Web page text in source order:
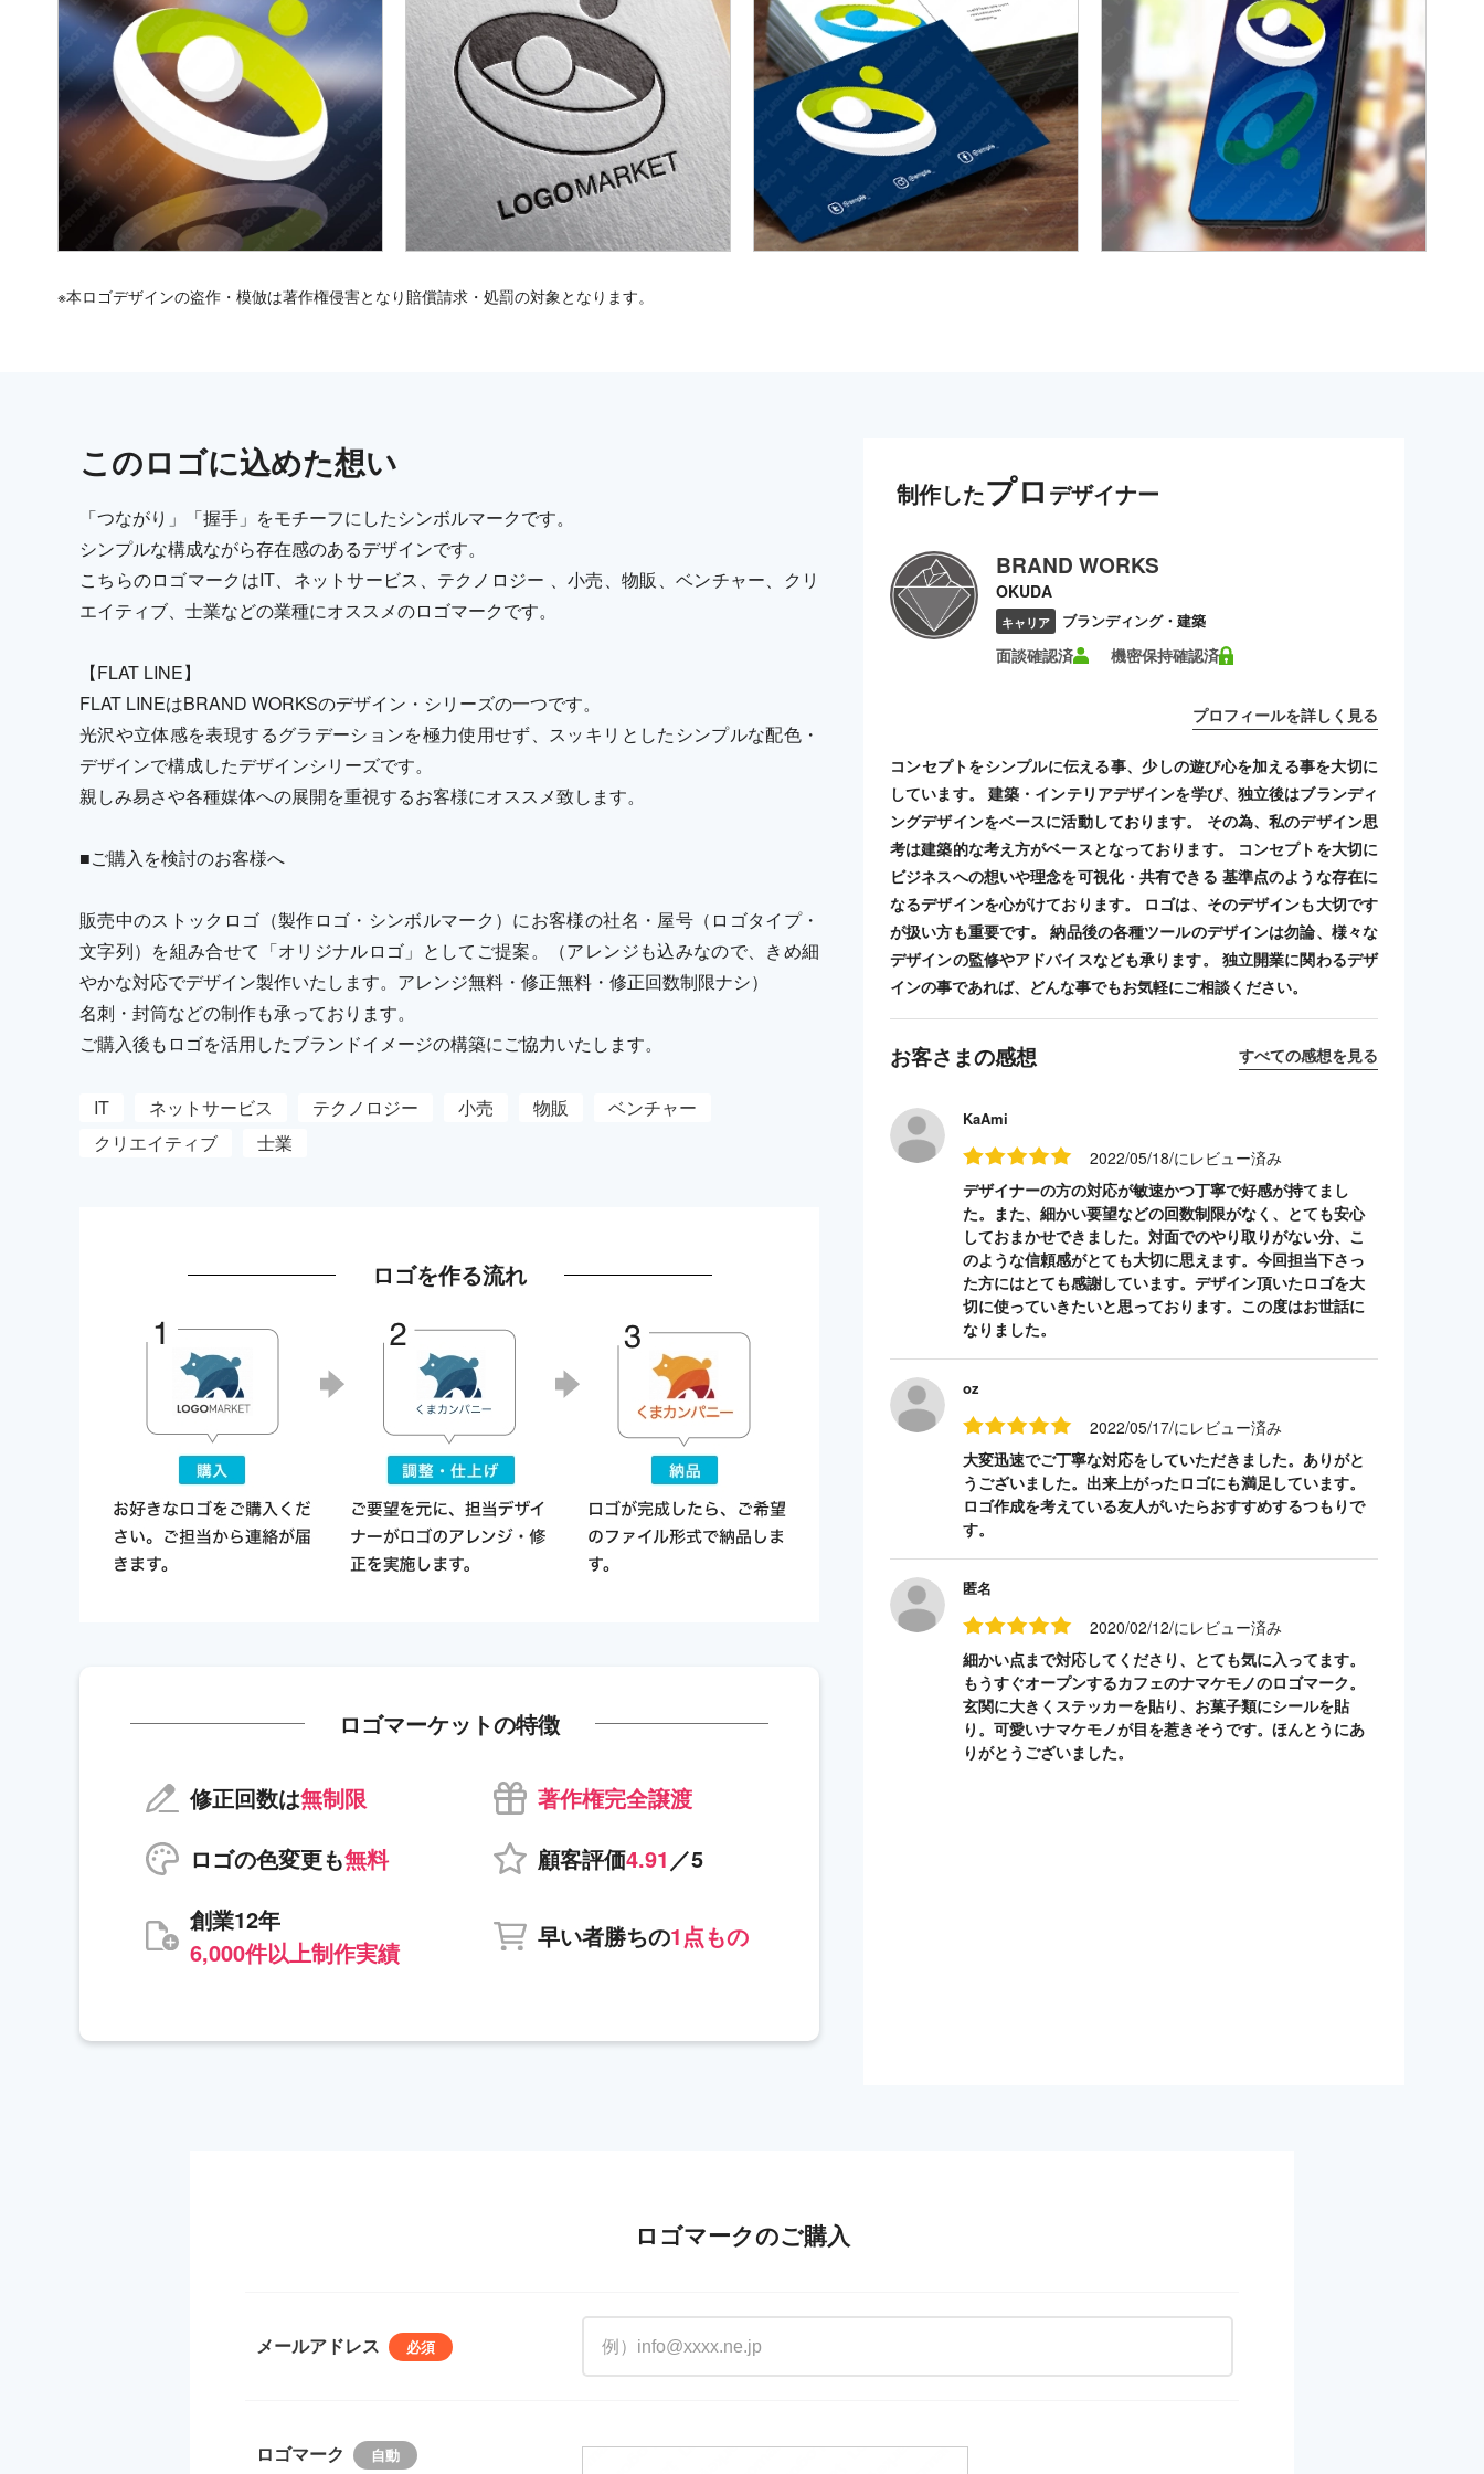
※本ロゴデザインの盗作・模倣は著作権侵害となり賠償請求・処罰の対象となります。
このロゴに込めた想い
「つながり」「握手」をモチーフにしたシンボルマークです。
シンプルな構成ながら存在感のあるデザインです。
こちらのロゴマークはIT、ネットサービス、テクノロジー 、小売、物販、ベンチャー、クリ
エイティブ、士業などの業種にオススメのロゴマークです。
【FLAT LINE】
FLAT LINEはBRAND WORKSのデザイン・シリーズの一つです。
光沢や立体感を表現するグラデーションを極力使用せず、スッキリとしたシンプルな配色・
デザインで構成したデザインシリーズです。
親しみ易さや各種媒体への展開を重視するお客様にオススメ致します。
■ご購入を検討のお客様へ
販売中のストックロゴ（製作ロゴ・シンボルマーク）にお客様の社名・屋号（ロゴタイプ・
文字列）を組み合せて「オリジナルロゴ」としてご提案。（アレンジも込みなので、きめ細
やかな対応でデザイン製作いたします。アレンジ無料・修正無料・修正回数制限ナシ）
名刺・封筒などの制作も承っております。
ご購入後もロゴを活用したブランドイメージの構築にご協力いたします。
IT ネットサービス テクノロジー 小売 物販
ベンチャー
クリエイティブ
士業
ロゴを作る流れ
ロゴマーケットの特徴
修正回数は無制限
著作権完全譲渡
ロゴの色変更も無料 顧客評価4.91 ／5
創業12年
6,000件以上制作実績
早い者勝ちの1点もの
制作したプロ デザイナー
BRAND WORKS
OKUDA
キャリア ブランディング・建築
面談確認済 機密保持確認済
プロフィールを詳しく見る
コンセプトをシンプルに伝える事、少しの遊び心を加える事を大切に
しています。 建築・インテリアデザインを学び、独立後はブランディ
ングデザインをベースに活動しております。 その為、私のデザイン思
考は建築的な考え方がベースとなっております。 コンセプトを大切に
ビジネスへの想いや理念を可視化・共有できる 基準点のような存在に
なるデザインを心がけております。 ロゴは、そのデザインも大切です
が扱い方も重要です。 納品後の各種ツールのデザインは勿論、様々な
デザインの監修やアドバイスなども承ります。 独立開業に関わるデザ
インの事であれば、どんな事でもお気軽にご相談ください。
お客さまの感想 すべての感想を見る
KaAmi
2022/05/18/にレビュー済み
デザイナーの方の対応が敏速かつ丁寧で好感が持てまし
た。また、細かい要望などの回数制限がなく、とても安心
しておまかせできました。対面でのやり取りがない分、こ
のような信頼感がとても大切に思えます。今回担当下さっ
た方にはとても感謝しています。デザイン頂いたロゴを大
切に使っていきたいと思っております。この度はお世話に
なりました。
oz
2022/05/17/にレビュー済み
大変迅速でご丁寧な対応をしていただきました。ありがと
うございました。出来上がったロゴにも満足しています。
ロゴ作成を考えている友人がいたらおすすめするつもりで
す。
匿名
2020/02/12/にレビュー済み
細かい点まで対応してくださり、とても気に入ってます。
もうすぐオープンするカフェのナマケモノのロゴマーク。
玄関に大きくステッカーを貼り、お菓子類にシールを貼
り。可愛いナマケモノが目を惹きそうです。ほんとうにあ
りがとうございました。
ロゴマークのご購入
メールアドレス
ロゴマーク